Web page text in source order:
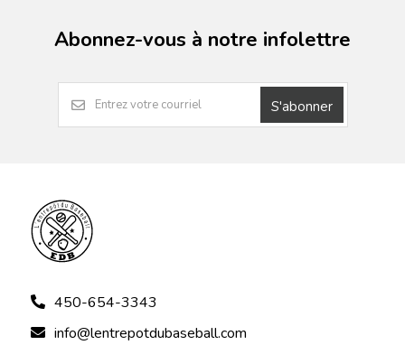
Abonnez-vous à notre infolettre
S'abonner
450-654-3343
info@lentrepotdubaseball.com